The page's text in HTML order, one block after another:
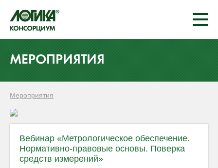
МЕРОПРИЯТИЯ
Мероприятия
Вебинар «Метрологическое обеспечение.
Нормативно-правовые основы. Поверка
средств измерений»